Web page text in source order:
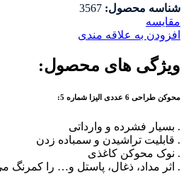
شناسه محصول: 3567
مقايسه
افزودن به علاقه مندی
ویژگی های محصول:
محوکن طراحی 6 عددی الیزا شماره 5:
. بسیار فشرده و وارداتی
. قابلیت تراشیدن و سمباده زدن
. نوک محوکن کاغذی
. اثر مداد، ذغال، پاستل و… را کمرنگ